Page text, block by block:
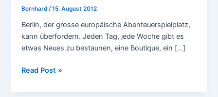
Bernhard/15. August 2012
Berlin, der grosse europäische Abenteuerspielplatz,
kann überfordern. Jeden Tag, jede Woche gibt es
etwas Neues zu bestaunen, eine Boutique, ein […]
Tanzmichmal
Read Post »